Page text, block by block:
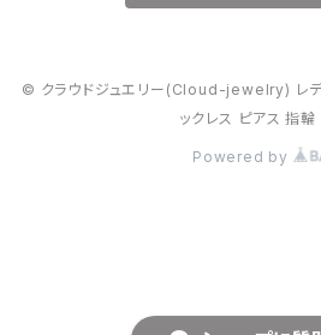
© クラウドジュエリー(Cloud-jewelry) レデ
ックレス ピアス 指輪
Powered by